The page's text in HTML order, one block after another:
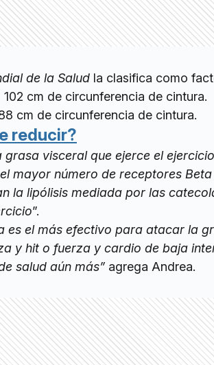
de la Salud la clasifica como
cm de circunferencia de cintura.
cm de circunferencia de cintura.
reducir?
grasa visceral que ejerce el
mayor número de receptores
la lipólisis mediada por las
”.
es el más efectivo para atacar la
y hit o fuerza y cardio de baja
salud aún más” agrega Andrea.